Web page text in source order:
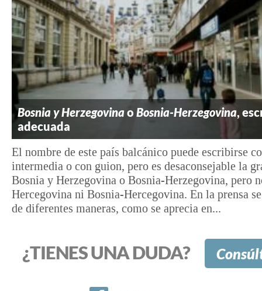
Bosnia y Herzegovinao Bosnia-Herzegovina,
adecuada
El nombre de este país balcánico puede escribirse
intermedia o con guion, pero es desaconsejable la
Bosnia y Herzegovina o Bosnia-Herzegovina, pero
Hercegovina ni Bosnia-Hercegovina. En la prensa
de diferentes maneras, como se aprecia en...
¿TIENES UNA DUDA?